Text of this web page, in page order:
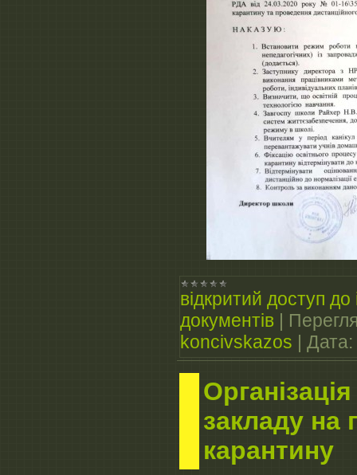
відкритий доступ до
документів
koncivskazos
Дата:
закладу на
карантину